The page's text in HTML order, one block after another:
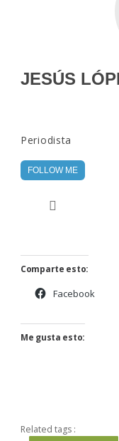
JESÚS
Periodista
FOLLOW ME
Comparte esto:
Facebook
Me gusta esto:
Related tags :